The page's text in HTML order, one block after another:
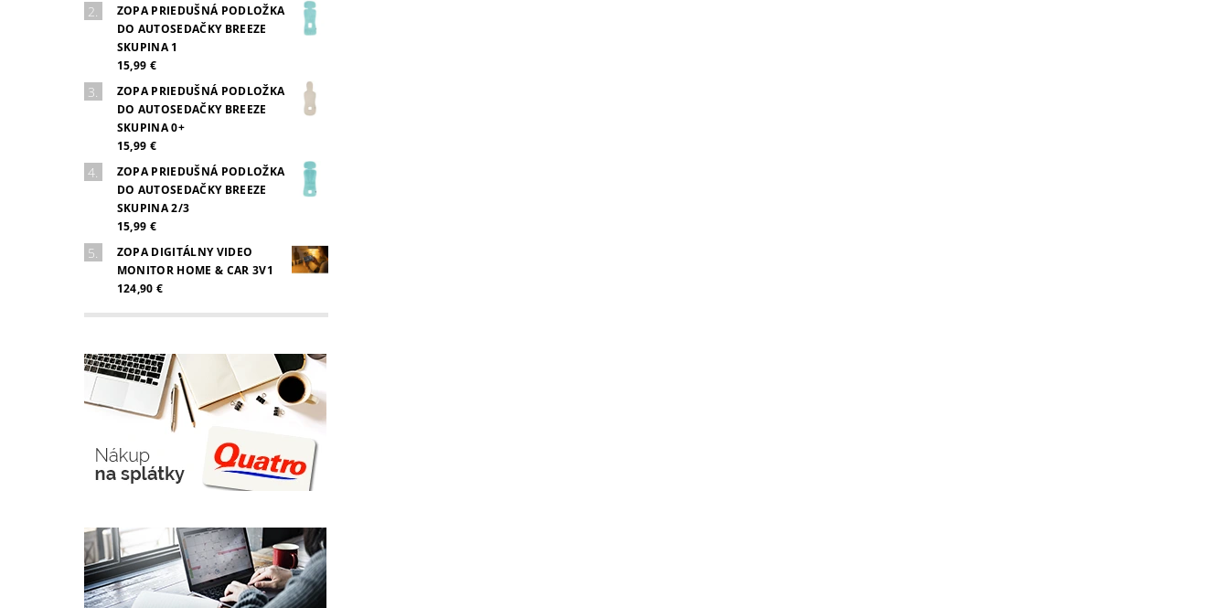
ZOPA PRIEDUŠNÁ PODLOŽKA
DO AUTOSEDAČKY BREEZE
SKUPINA 1
15,99 €
ZOPA PRIEDUŠNÁ PODLOŽKA
DO AUTOSEDAČKY BREEZE
SKUPINA 0+
15,99 €
ZOPA PRIEDUŠNÁ PODLOŽKA
DO AUTOSEDAČKY BREEZE
SKUPINA 2/3
15,99 €
ZOPA DIGITÁLNY VIDEO
MONITOR HOME & CAR 3V1
124,90 €